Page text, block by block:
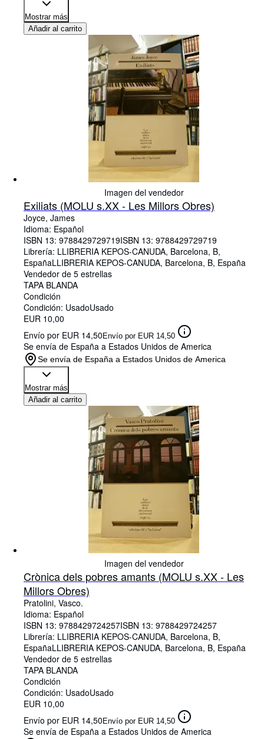
Mostrar más
Añadir al carrito
Imagen del vendedor
Exiliats (MOLU s.XX - Les Millors Obres)
Joyce, James
Idioma: Español
ISBN 13: 9788429729719ISBN 13: 9788429729719
Librería: LLIBRERIA KEPOS-CANUDA, Barcelona, B,
EspañaLLIBRERIA KEPOS-CANUDA, Barcelona, B, España
Vendedor de 5 estrellas
TAPA BLANDA
Condición
Condición: UsadoUsado
EUR 10,00
Envío por EUR 14,50Envío por EUR 14,50
Se envía de España a Estados Unidos de America
Se envía de España a Estados Unidos de America
Mostrar más
Añadir al carrito
Imagen del vendedor
Crònica dels pobres amants (MOLU s.XX - Les
Millors Obres)
Pratolini, Vasco.
Idioma: Español
ISBN 13: 9788429724257ISBN 13: 9788429724257
Librería: LLIBRERIA KEPOS-CANUDA, Barcelona, B,
EspañaLLIBRERIA KEPOS-CANUDA, Barcelona, B, España
Vendedor de 5 estrellas
TAPA BLANDA
Condición
Condición: UsadoUsado
EUR 10,00
Envío por EUR 14,50Envío por EUR 14,50
Se envía de España a Estados Unidos de America